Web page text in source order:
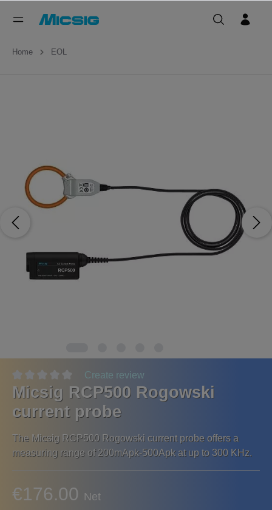
Home EOL
Create review
Micsig RCP500 Rogowski
current probe
The Micsig RCP500 Rogowski current probe offers a
measuring range of 200mApk-500Apk at up to 300 KHz.
€176.00 Net